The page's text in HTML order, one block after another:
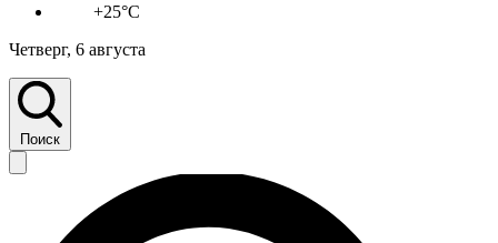
+25°C
Четверг, 6 августа
Поиск